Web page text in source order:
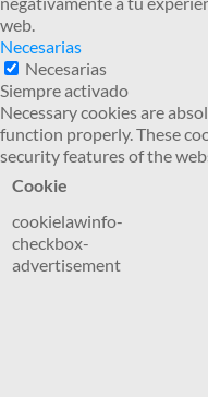
web.
Necesarias
Necesarias
Siempre activado
Necessary cookies are
function properly. These
security features of the
Cookie
cookielawinfo-
checkbox-
advertisement